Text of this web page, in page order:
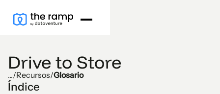
Drive to Store
.../Recursos/Glosario
Índice